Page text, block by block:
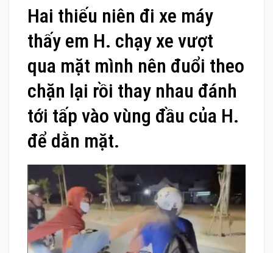
Hai thiếu niên đi xe máy
thấy em H. chạy xe vượt
qua mặt mình nên đuổi theo
chặn lại rồi thay nhau đánh
tới tấp vào vùng đầu của H.
để dằn mặt.